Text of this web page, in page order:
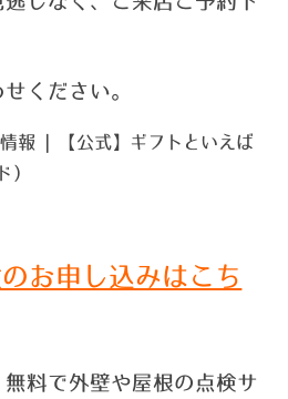
ください。
お申し込みはこち
料で外壁や屋根の点検サ